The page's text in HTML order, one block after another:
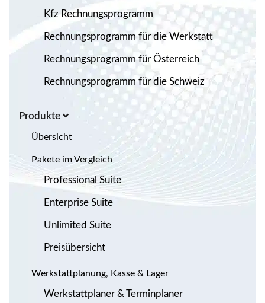
Kfz Rechnungsprogramm
Rechnungsprogramm für die Werkstatt
Rechnungsprogramm für Österreich
Rechnungsprogramm für die Schweiz
Produkte
Übersicht
Pakete im Vergleich
Professional Suite
Enterprise Suite
Unlimited Suite
Preisübersicht
Werkstattplanung, Kasse & Lager
Werkstattplaner & Terminplaner